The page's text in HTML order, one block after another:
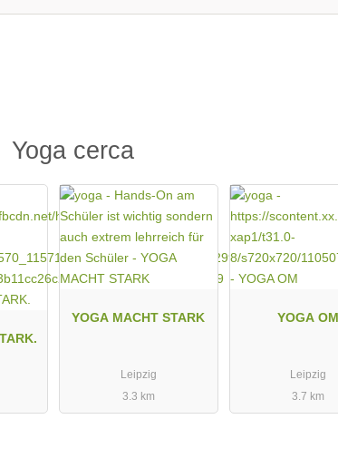
Yoga cerca
YOGA MACHT STARK
Leipzig
3.3 km
YOGA OM
Leipzig
3.7 km